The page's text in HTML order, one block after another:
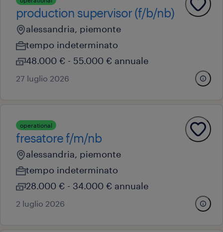
production supervisor (f/b/nb)
alessandria, piemonte
tempo indeterminato
48.000 € - 55.000 € annuale
27 luglio 2026
operational
fresatore f/m/nb
alessandria, piemonte
tempo indeterminato
28.000 € - 34.000 € annuale
2 luglio 2026